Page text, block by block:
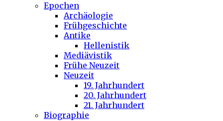
Epochen
Archäologie
Frühgeschichte
Antike
Hellenistik
Mediävistik
Frühe Neuzeit
Neuzeit
19. Jahrhundert
20. Jahrhundert
21. Jahrhundert
Biographie